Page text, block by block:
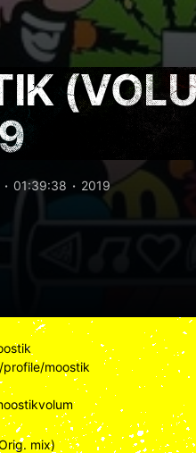
01:39:38 2019
moostik
mix)